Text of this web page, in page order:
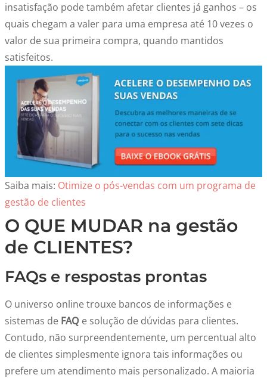
insatisfação pode também afetar clientes já ganhos – os
quais chegam a valer para uma empresa até 10 vezes o
valor de sua primeira compra, quando mantidos
satisfeitos.
Saiba mais: Otimize o pós-vendas com um programa de
gestão de clientes
O QUE MUDAR na gestão
de CLIENTES?
FAQs e respostas prontas
O universo online trouxe bancos de informações e
sistemas de FAQ e solução de dúvidas para clientes.
Contudo, não surpreendentemente, um percentual alto
de clientes simplesmente ignora tais informações ou
prefere um atendimento mais personalizado. A maioria